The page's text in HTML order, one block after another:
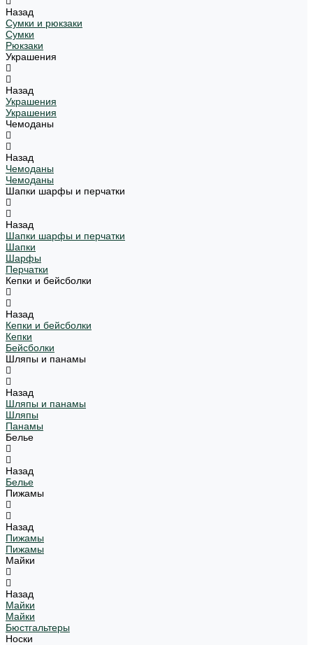
Назад
Сумки и рюкзаки
Сумки
Рюкзаки
Украшения
Назад
Украшения
Украшения
Чемоданы
Назад
Чемоданы
Чемоданы
Шапки шарфы и перчатки
Назад
Шапки шарфы и перчатки
Шапки
Шарфы
Перчатки
Кепки и бейсболки
Назад
Кепки и бейсболки
Кепки
Бейсболки
Шляпы и панамы
Назад
Шляпы и панамы
Шляпы
Панамы
Белье
Назад
Белье
Пижамы
Назад
Пижамы
Пижамы
Майки
Назад
Майки
Майки
Бюстгальтеры
Носки